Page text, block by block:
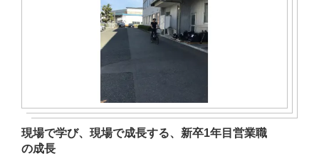
現場で学び、現場で成長する、新卒1年目営業職
の成長